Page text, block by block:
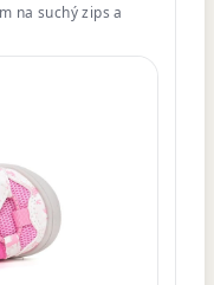
na suchý zips a